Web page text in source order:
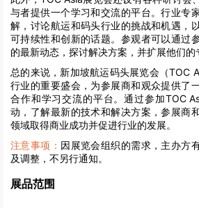
与者提供一个学习和交流的平台。行业专
解，讨论航运和码头行业的挑战和机遇，
可持续性和创新的话题。参观者可以通过
的最新动态，探讨解决方案，并扩展他们的
总的来说，新加坡航运码头展览会（TOC
行业的重要盛会，为参展商和观众提供了
合作和学习交流的平台。通过参加TOC
动，了解最新的技术和解决方案，参展商
领域取得商业成功并促进行业的发展。
注意事项： 因展览会组织的需求，主办方
及调整，不另行通知。
展品范围